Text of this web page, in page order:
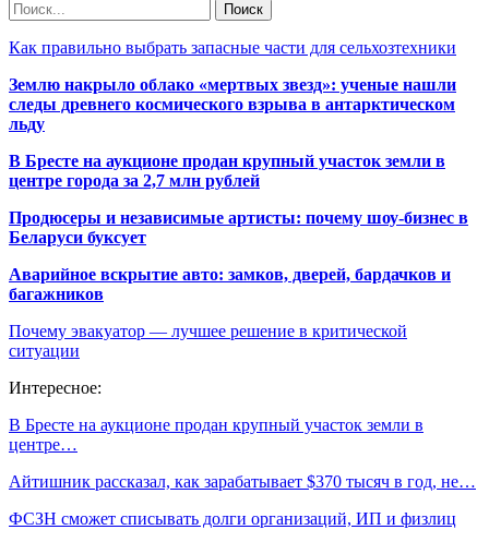
Как правильно выбрать запасные части для сельхозтехники
Землю накрыло облако «мертвых звезд»: ученые нашли
следы древнего космического взрыва в антарктическом
льду
В Бресте на аукционе продан крупный участок земли в
центре города за 2,7 млн рублей
Продюсеры и независимые артисты: почему шоу-бизнес в
Беларуси буксует
Аварийное вскрытие авто: замков, дверей, бардачков и
багажников
Почему эвакуатор — лучшее решение в критической
ситуации
Интересное:
В Бресте на аукционе продан крупный участок земли в
центре…
Айтишник рассказал, как зарабатывает $370 тысяч в год, не…
ФСЗН сможет списывать долги организаций, ИП и физлиц